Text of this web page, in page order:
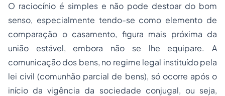
O raciocínio é simples e não pode destoar do bom
senso, especialmente tendo-se como elemento de
comparação o casamento, figura mais próxima da
união estável, embora não se lhe equipare. A
comunicação dos bens, no regime legal instituído pela
lei civil (comunhão parcial de bens), só ocorre após o
início da vigência da sociedade conjugal, ou seja,